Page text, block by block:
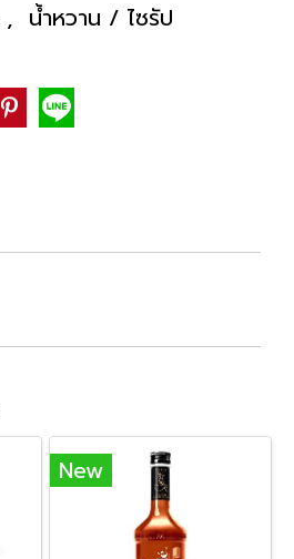
, น้ำหวาน / ไซรัป
New